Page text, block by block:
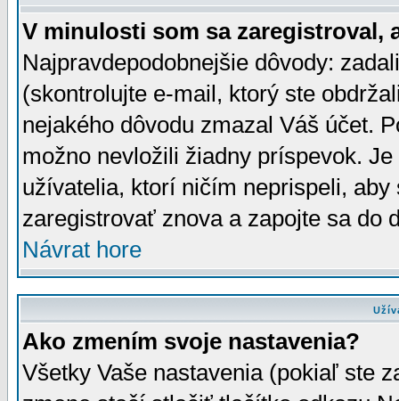
V minulosti som sa zaregistroval,
Najpravdepodobnejšie dôvody:
(skontrolujte e-mail, ktorý ste
nejakého dôvodu zmazal Váš účet.
možno nevložili žiadny príspevok.
užívatelia, ktorí ničím neprispeli,
zaregistrovať znova a zapojte sa do
Návrat hore
Ako zmením svoje nastavenia?
Všetky Vaše nastavenia (pokiaľ ste